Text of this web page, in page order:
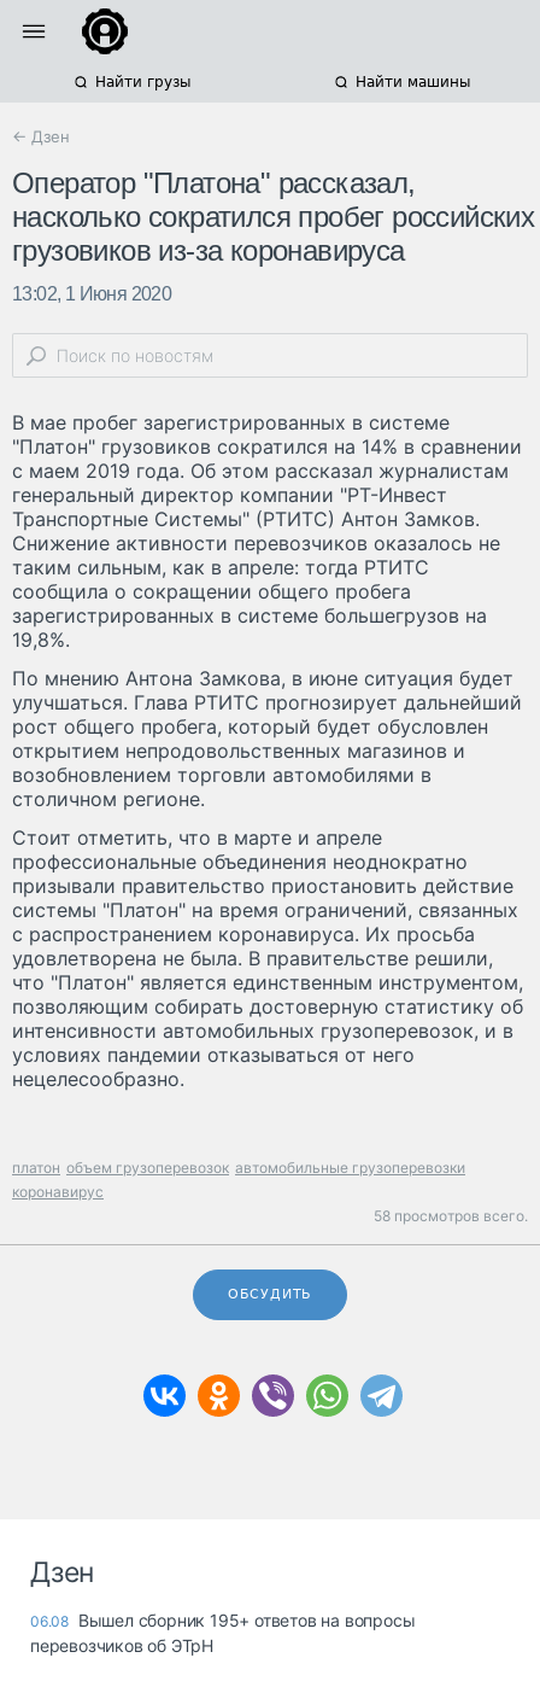
Найти грузы Найти машины
← Дзен
Оператор "Платона" рассказал,
насколько сократился пробег российских
грузовиков из-за коронавируса
13:02, 1 Июня 2020
В мае пробег зарегистрированных в системе
"Платон" грузовиков сократился на 14% в сравнении
с маем 2019 года. Об этом рассказал журналистам
генеральный директор компании "РТ-Инвест
Транспортные Системы" (РТИТС) Антон Замков.
Снижение активности перевозчиков оказалось не
таким сильным, как в апреле: тогда РТИТС
сообщила о сокращении общего пробега
зарегистрированных в системе большегрузов на
19,8%.
По мнению Антона Замкова, в июне ситуация будет
улучшаться. Глава РТИТС прогнозирует дальнейший
рост общего пробега, который будет обусловлен
открытием непродовольственных магазинов и
возобновлением торговли автомобилями в
столичном регионе.
Стоит отметить, что в марте и апреле
профессиональные объединения неоднократно
призывали правительство приостановить действие
системы "Платон" на время ограничений, связанных
с распространением коронавируса. Их просьба
удовлетворена не была. В правительстве решили,
что "Платон" является единственным инструментом,
позволяющим собирать достоверную статистику об
интенсивности автомобильных грузоперевозок, и в
условиях пандемии отказываться от него
нецелесообразно.
платон объем грузоперевозок автомобильные грузоперевозки
коронавирус
58 просмотров всего.
ОБСУДИТЬ
Дзен
06.08 Вышел сборник 195+ ответов на вопросы
перевозчиков об ЭТрН